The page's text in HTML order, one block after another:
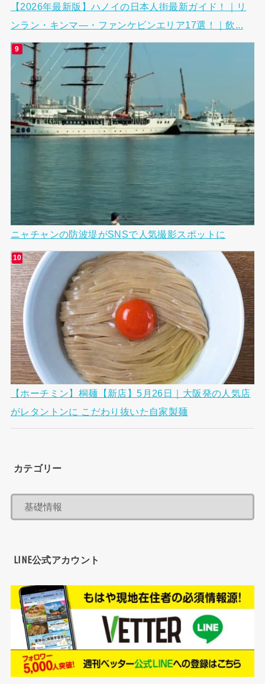
【2026年最新版】ハノイの日本人街最新ガイド！｜リ
ンラン・キンマ―・ファンケビンエリア17選！｜飲...
ニャチャンの防波堤がSNSで人気撮影スポットに
【ホーチミン】桐麺【新店】5月26日｜大阪発の人気店
がレタントンに こだわり抜いた自家製麺
カテゴリー
LINE公式アカウント